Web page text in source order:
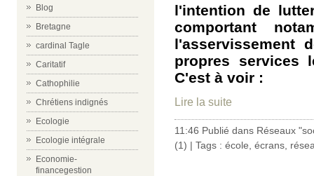
Blog
Bretagne
cardinal Tagle
Caritatif
Cathophilie
Chrétiens indignés
Ecologie
Ecologie intégrale
Economie-
financegestion
l'intention de
comportant
l'asservissement
propres services
C'est à voir :
Lire la suite
11:46 Publié dans Réseaux
(1) | Tags : école écrans